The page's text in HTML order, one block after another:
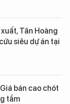
Tân Hoàng
siêu dự án tại
bán cao chót
tầm